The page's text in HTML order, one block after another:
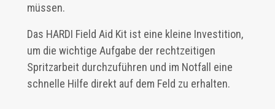
müssen.
Das HARDI Field Aid Kit ist eine kleine Investition,
um die wichtige Aufgabe der rechtzeitigen
Spritzarbeit durchzuführen und im Notfall eine
schnelle Hilfe direkt auf dem Feld zu erhalten.